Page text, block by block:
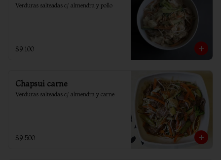
Verduras salteadas c/ almendra y pollo
$9.100
Chapsui carne
Verduras salteadas c/ almendra y carne
$9.500